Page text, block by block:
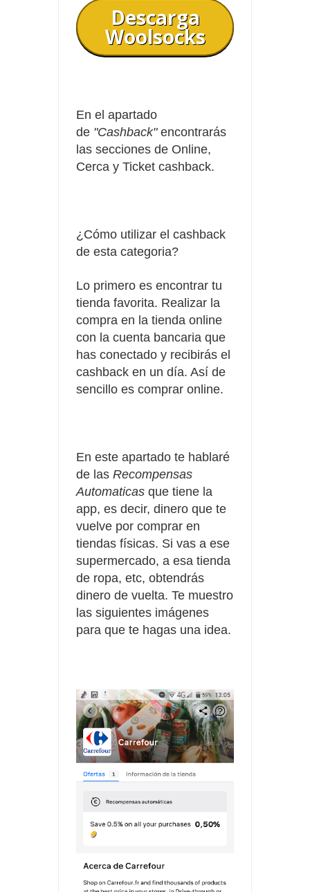
Descarga
Woolsocks
En el apartado
de "Cashback"encontrarás
las secciones de Online,
Cerca y Ticket cashback.
¿Cómo utilizar el cashback
de esta categoria?
Lo primero es encontrar tu
tienda favorita. Realizar la
compra en la tienda online
con la cuenta bancaria que
has conectado y recibirás el
cashback en un día. Así de
sencillo es comprar online.
En este apartado te hablaré
de las Recompensas
Automaticas que tiene la
app, es decir, dinero que te
vuelve por comprar en
tiendas físicas. Si vas a ese
supermercado, a esa tienda
de ropa, etc, obtendrás
dinero de vuelta. Te muestro
las siguientes imágenes
para que te hagas una idea.